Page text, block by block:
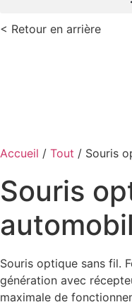
< Retour en arrière
Accueil / Tout / Souris
Souris
Souris optique sans fil.
génération avec
maximale de